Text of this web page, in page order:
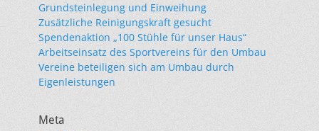
Grundsteinlegung und Einweihung
Zusätzliche Reinigungskraft gesucht
Spendenaktion „100 Stühle für unser Haus“
Arbeitseinsatz des Sportvereins für den Umbau
Vereine beteiligen sich am Umbau durch
Eigenleistungen
Meta